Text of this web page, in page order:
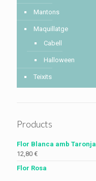
Mantons
Maquillatge
Cabell
Halloween
Teixits
Products
Flor Blanca amb Taronja
12,80 €
Flor Rosa